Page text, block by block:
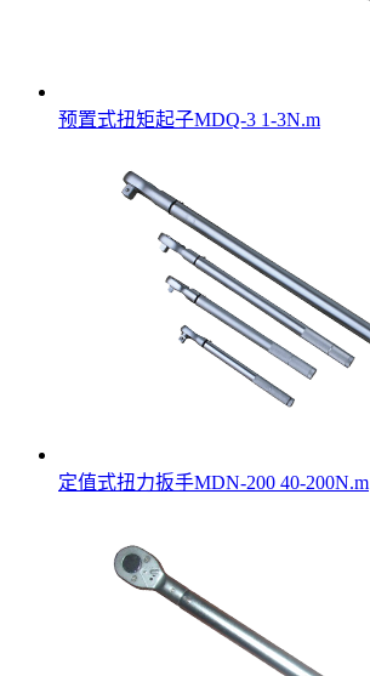
预置式扭矩起子MDQ-3 1-3N.m
定值式扭力扳手MDN-200 40-200N.m